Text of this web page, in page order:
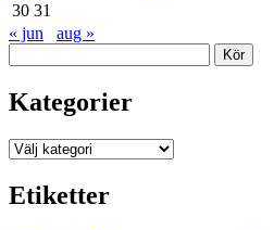
30 31
« jun
aug »
Kategorier
Kategorier
Etiketter